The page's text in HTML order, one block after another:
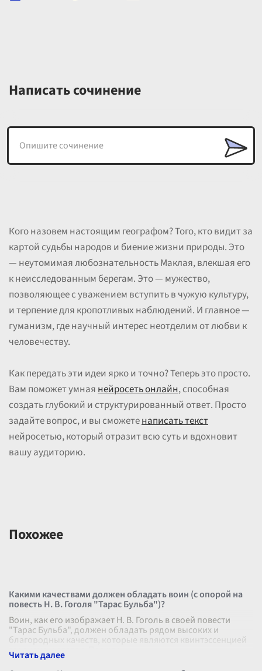
Написать сочинение
Кого назовем настоящим географом? Того, кто видит за
картой судьбы народов и биение жизни природы. Это
— неутомимая любознательность Маклая, влекшая его
к неисследованным берегам. Это — мужество,
позволяющее с уважением вступить в чужую культуру,
и терпение для кропотливых наблюдений. И главное —
гуманизм, где научный интерес неотделим от любви к
человечеству.
Как передать эти идеи ярко и точно? Теперь это просто.
Вам поможет умнаянейросеть онлайн, способная
создать глубокий и структурированный ответ. Просто
задайте вопрос, и вы сможетенаписать текст
нейросетью, который отразит всю суть и вдохновит
вашу аудиторию.
Похожее
Какими качествами должен обладать воин (с опорой на
повесть Н. В. Гоголя "Тарас Бульба")?
Воин, как его изображает Н. В. Гоголь в своей повести
"Тарас Бульба", должен обладать рядом высоких и
благородных качеств, которые являются квинтэссенцией
героизма и отваги. Прежде